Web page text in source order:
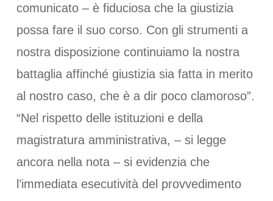
comunicato – è fiduciosa che la giustizia
possa fare il suo corso. Con gli strumenti a
nostra disposizione continuiamo la nostra
battaglia affinché giustizia sia fatta in merito
al nostro caso, che è a dir poco clamoroso”.
“Nel rispetto delle istituzioni e della
magistratura amministrativa, – si legge
ancora nella nota – si evidenzia che
l’immediata esecutività del provvedimento